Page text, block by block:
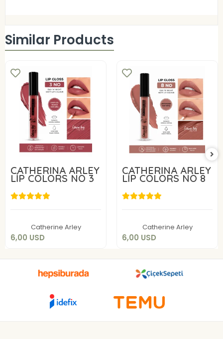
Similar Products
CATHERİNA ARLEY
LİP COLORS NO 3
Catherine Arley
6,00 USD
6,00 USD
CATHERİNA ARLEY
LİP COLORS NO 8
Catherine Arley
6,00 USD
6,00 USD